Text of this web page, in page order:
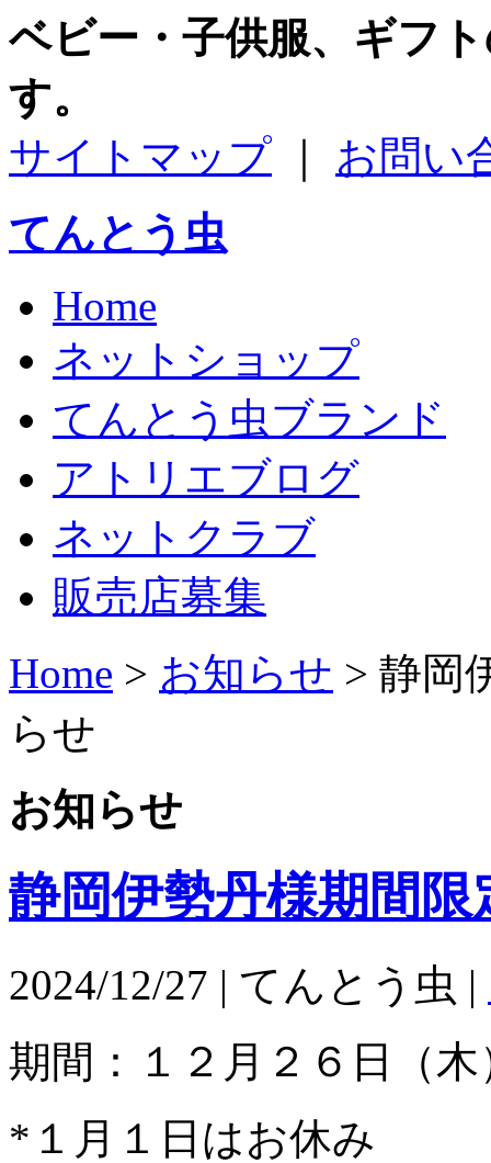
ベビー・子供服、ギフ
す。
サイトマップ
お問い
てんとう虫
Home
ネットショップ
てんとう虫ブランド
アトリエブログ
ネットクラブ
販売店募集
Home > お知らせ > 静岡
らせ
お知らせ
静岡伊勢丹様期間
2024/12/27 | てんとう虫 |
期間：１２月２６日（
*１月１日はお休み